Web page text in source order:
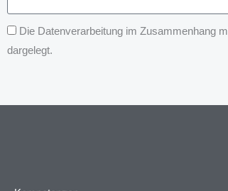
Die Datenverarbeitung im Zusammenhang
dargelegt.